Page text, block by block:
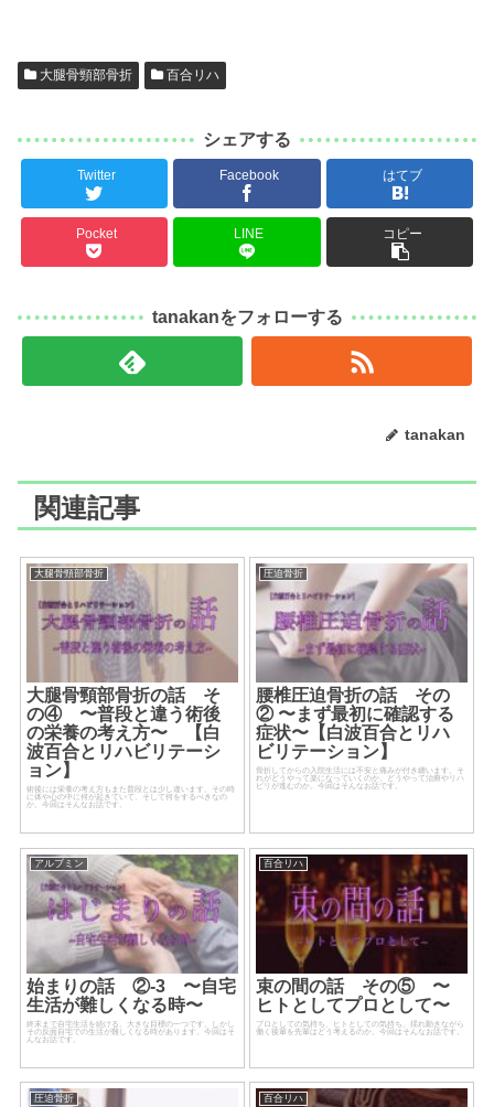
大腿骨頸部骨折 百合リハ
シェアする
Twitter Facebook はてブ
Pocket LINE コピー
tanakanをフォローする
tanakan
関連記事
大腿骨頸部骨折
大腿骨頸部骨折の話 そ
の④ 〜普段と違う術後
の栄養の考え方〜 【白
波百合とリハビリテーシ
ョン】
術後には栄養の考え方もまた普段とは少し違います。その時
に体や心の中に何が起きていて、そして何をするべきなの
か。今回はそんなお話です。
圧迫骨折
腰椎圧迫骨折の話 その
② 〜まず最初に確認する
症状〜【白波百合とリハ
ビリテーション】
骨折してからの入院生活には不安と痛みが付き纏います。そ
れがどうやって楽になっていくのか。どうやって治療やリハ
ビリが進むのか。今回はそんなお話です。
アルブミン
始まりの話 ②-3 〜自宅
生活が難しくなる時〜
終末まで自宅生活を続ける。大きな目標の一つです。しかし
その反面自宅での生活が難しくなる時があります。今回はそ
んなお話です。
百合リハ
束の間の話 その⑤ 〜
ヒトとしてプロとして〜
プロとしての気持ち、ヒトとしての気持ち。揺れ動きながら
働く後輩を先輩はどう考えるのか。今回はそんなお話です。
圧迫骨折 百合リハ